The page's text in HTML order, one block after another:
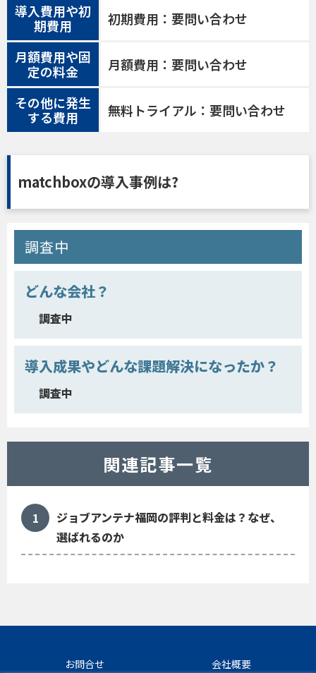
導入費用や初
期費用
初期費用：要問い合わせ
月額費用や固
定の料金
月額費用：要問い合わせ
その他に発生
する費用
無料トライアル：要問い合わせ
matchboxの導入事例は?
調査中
どんな会社？
調査中
導入成果やどんな課題解決になったか？
調査中
関連記事一覧
ジョブアンテナ福岡の評判と料金は？なぜ、
選ばれるのか
お問合せ 会社概要